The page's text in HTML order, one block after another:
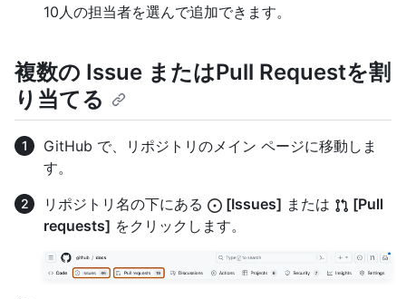
10人の担当者を選んで追加できます。
複数の Issue またはPull Requestを割
り当てる
GitHub で、リポジトリのメイン ページに移動しま
す。
リポジトリ名の下にある
[Issues] または
[Pull
requests] をクリックします。